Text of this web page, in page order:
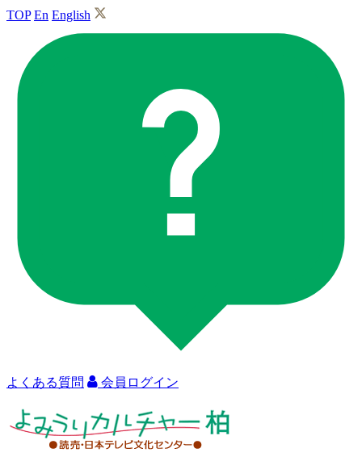
TOP En English
よくある質問 会員ログイン